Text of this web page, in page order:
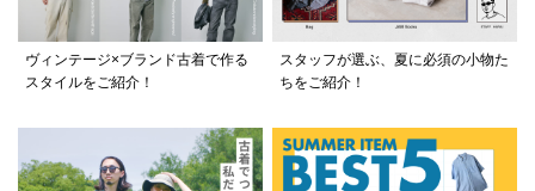
ヴィンテージ×ブランド古着で作る
スタイルをご紹介！
スタッフが選ぶ、夏に必須の小物た
ちをご紹介！